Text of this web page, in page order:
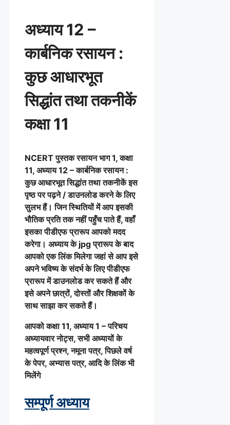
अध्याय 12 –
कार्बनिक रसायन :
कुछ आधारभूत
सिद्धांत तथा तकनीकें
कक्षा 11
NCERT पुस्तक रसायन भाग 1, कक्षा
11, अध्याय 12 – कार्बनिक रसायन :
कुछ आधारभूत सिद्धांत तथा तकनीकें इस
पृष्ठ पर पढ़ने / डाउनलोड करने के लिए
सुलभ हैं। जिन स्थितियों में आप इसकी
भौतिक प्रति तक नहीं पहुँच पाते हैं, वहाँ
इसका पीडीएफ प्रारूप आपको मदद
करेगा। अध्याय के jpg प्रारूप के बाद
आपको एक लिंक मिलेगा जहां से आप इसे
अपने भविष्य के संदर्भ के लिए पीडीएफ
प्रारूप में डाउनलोड कर सकते हैं और
इसे अपने छात्रों, दोस्तों और शिक्षकों के
साथ साझा कर सकते हैं।
आपको कक्षा 11, अध्याय 1 – परिचय
अध्यायवार नोट्स, सभी अध्यायों के
महत्वपूर्ण प्रश्न, नमूना पत्र, पिछले वर्ष
के पेपर, अभ्यास पत्र, आदि के लिंक भी
मिलेंगे
सम्पूर्ण अध्याय